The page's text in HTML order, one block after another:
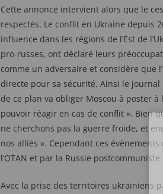
Cette annonce intervient alors que le
respectés. Le conflit en Ukraine depuis
influence dans les régions de l’Est de
pro-russes, ont déclaré leurs
comme un adversaire et considère que
directe pour sa sécurité. Ainsi le
de ce plan va obliger Moscou à poster
pouvoir réagir en cas de conflit ». Bien
ne cherchons pas la guerre froide, et
nos alliés ». Cependant ces
l’OTAN et par la Russie
Avec la prise des territoires ukrainiens